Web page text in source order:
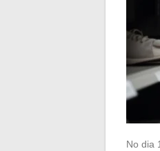
No dia